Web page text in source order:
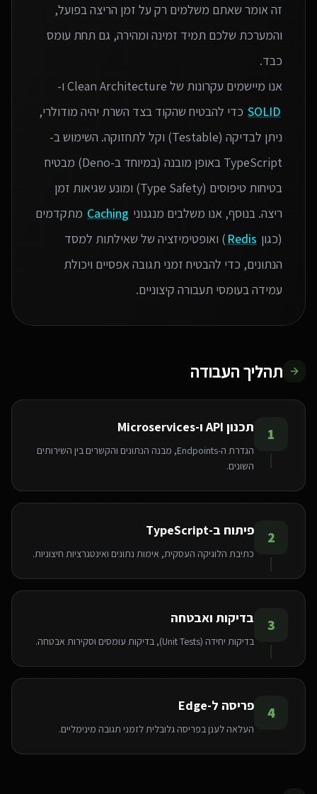
זה אומר שאתם משלמים רק על זמן הריצה בפועל,
והמערכת שלכם תמיד זמינה ומהירה, גם תחת עומס
אנו מיישמים עקרונות של Clean Architecture ו-
SOLID כדי להבטיח שהקוד בצד השרת יהיה מודולרי,
ניתן לבדיקה (Testable) וקל לתחזוקה. השימוש ב-
TypeScript באופן מובנה (במיוחד ב-Deno) מבטיח
בטיחות טיפוסים (Type Safety) ומונע שגיאות זמן
ריצה. בנוסף, אנו משלבים מנגנוני Caching מתקדמים
(כגון Redis ) ואופטימיזציה של שאילתות למסד
הנתונים, כדי להבטיח זמני תגובה אפסיים ויכולת
עמידה בעומסי תעבורה קיצוניים.
תהליך העבודה
1 תכנון API ו-Microservices
הגדרת ה-Endpoints, מבנה הנתונים והקשרים בין השירותים
השונים.
2 פיתוח ב-TypeScript
כתיבת הלוגיקה העסקית, אימות נתונים ואינטגרציות חיצוניות.
3 בדיקות ואבטחה
בדיקות יחידה (Unit Tests), בדיקות עומסים וסקירות אבטחה.
4 פריסה ל-Edge
העלאה לענן בפריסה גלובלית לזמני תגובה מינימליים.
אנחנו משתמשים בעוגיות 🍪
אנו משתמשים בעוגיות כדי לשפר את חווית הגלישה שלך.